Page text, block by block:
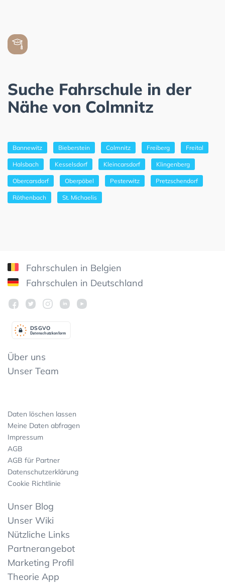
Suche Fahrschule in der
Nähe von Colmnitz
Bannewitz Bieberstein Colmnitz Freiberg Freital
Halsbach Kesselsdorf Kleincarsdorf Klingenberg
Obercarsdorf Oberpöbel Pesterwitz Pretzschendorf
Röthenbach St. Michaelis
Fahrschulen in Belgien
Fahrschulen in Deutschland
Datenschutzkonform
DSGVO
Über uns
Unser Team
Daten löschen lassen
Meine Daten abfragen
Impressum
AGB
AGB für Partner
Datenschutzerklärung
Cookie Richtlinie
Unser Blog
Unser Wiki
Nützliche Links
Partnerangebot
Marketing Profil
Theorie App